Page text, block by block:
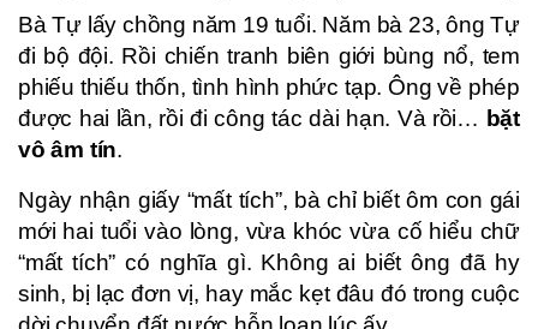
Bà Tự lấy chồng năm 19 tuổi. Năm bà 23, ông Tự
đi bộ đội. Rồi chiến tranh biên giới bùng nổ, tem
phiếu thiếu thốn, tình hình phức tạp. Ông về phép
được hai lần, rồi đi công tác dài hạn. Và rồi… bặt
vô âm tín.
Ngày nhận giấy “mất tích”, bà chỉ biết ôm con gái
mới hai tuổi vào lòng, vừa khóc vừa cố hiểu chữ
“mất tích” có nghĩa gì. Không ai biết ông đã hy
sinh, bị lạc đơn vị, hay mắc kẹt đâu đó trong cuộc